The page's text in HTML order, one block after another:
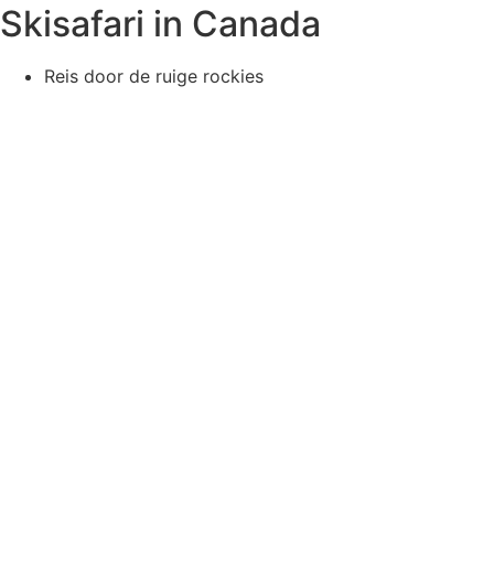
Skisafari in Canada
Reis door de ruige rockies